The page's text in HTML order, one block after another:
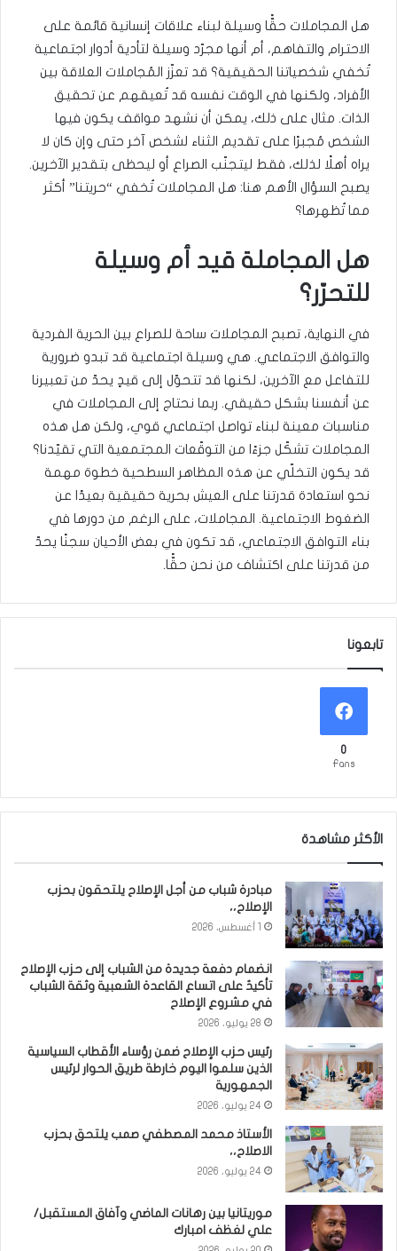
هل المجاملات حقًّا وسيلة لبناء علاقات إنسانية قائمة على
الاحترام والتفاهم، أم أنها مجرّد وسيلة لتأدية أدوار اجتماعية
تُخفي شخصياتنا الحقيقية؟ قد تعزّز المُجاملات العلاقة بين
الأفراد، ولكنها في الوقت نفسه قد تُعيقهم عن تحقيق
الذات. مثال على ذلك، يمكن أن نشهد مواقف يكون فيها
الشخص مُجبرًا على تقديم الثناء لشخص آخر حتى وإن كان لا
يراه أهلًا لذلك، فقط ليتجنّب الصراع أو ليحظى بتقدير الآخرين.
يصبح السؤال الأهم هنا: هل المجاملات تُخفي “حريتنا” أكثر
مما تُظهرها؟
هل المجاملة قيد أم وسيلة
للتحرّر؟
في النهاية، تصبح المجاملات ساحة للصراع بين الحرية الفردية
والتوافق الاجتماعي. هي وسيلة اجتماعية قد تبدو ضرورية
للتفاعل مع الآخرين، لكنها قد تتحوّل إلى قيدٍ يحدّ من تعبيرنا
عن أنفسنا بشكل حقيقي. ربما نحتاج إلى المجاملات في
مناسبات معينة لبناء تواصل اجتماعي قوي، ولكن هل هذه
المجاملات تشكّل جزءًا من التوقّعات المجتمعية التي تقيّدنا؟
قد يكون التخلّي عن هذه المظاهر السطحية خطوة مهمة
نحو استعادة قدرتنا على العيش بحرية حقيقية بعيدًا عن
الضغوط الاجتماعية. المجاملات، على الرغم من دورها في
بناء التوافق الاجتماعي، قد تكون في بعض الأحيان سجنًا يحدّ
من قدرتنا على اكتشاف من نحن حقًّا.
تابعونا
0
Fans
الأكثر مشاهدة
مبادرة شباب من أجل الإصلاح يلتحقون بحزب
الإصلاح،،
انضمام دفعة جديدة من الشباب إلى حزب الإصلاح
تأكيدٌ على اتساع القاعدة الشعبية وثقة الشباب
في مشروع الإصلاح
28 يوليو، 2026
رئيس حزب الإصلاح ضمن رؤساء الأقطاب السياسية
الذين سلموا اليوم خارطة طريق الحوار لرئيس
الجمهورية
24 يوليو، 2026
الأستاذ محمد المصطفي صمب يلتحق بحزب
الاصلاح،،
24 يوليو، 2026
موريتانيا بين رهانات الماضي وآفاق المستقبل/
علي لغظف امبارك